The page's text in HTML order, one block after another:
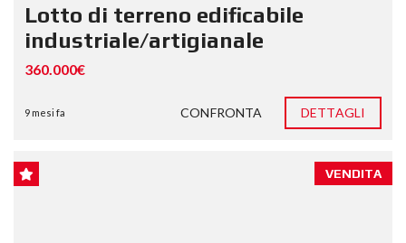
Lotto di terreno edificabile
industriale/artigianale
360.000€
9 mesi fa CONFRONTA DETTAGLI
VENDITA